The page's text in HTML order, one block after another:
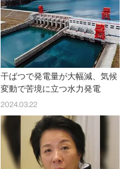
干ばつで発電量が大幅減、気候
変動で苦境に立つ水力発電
2024.03.22